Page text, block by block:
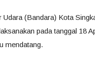
Udara (Bandara) Kota
pada tanggal 18
mendatang.